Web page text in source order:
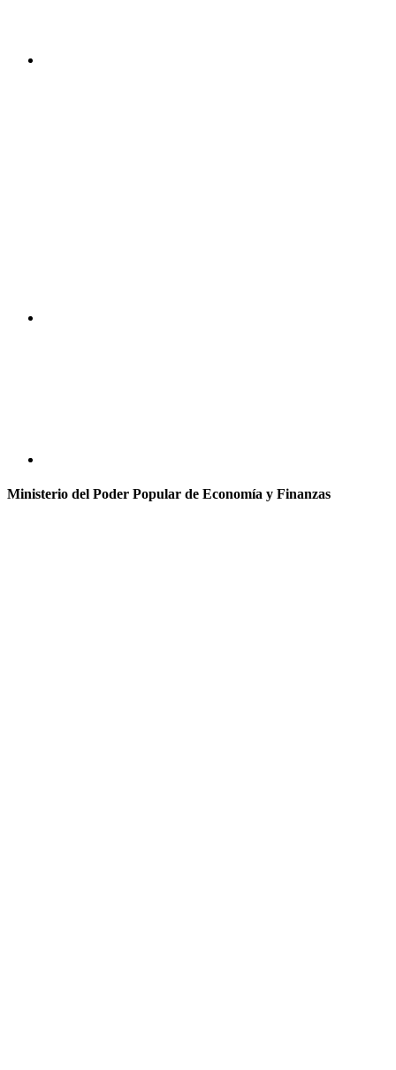
Ministerio del Poder Popular de Economía y Finanzas